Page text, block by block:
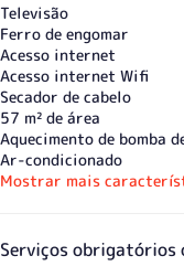
Televisão
Ferro de engomar
Acesso internet
Acesso internet Wifi
Secador de cabelo
57 m² de área
Aquecimento de bomba
Ar-condicionado
Mostrar mais
Serviços obrigatórios